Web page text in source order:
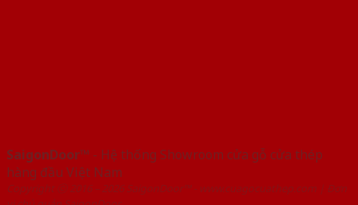
SaigonDoor™ - Hệ thống Showroom cửa gỗ cửa thép
hàng đầu Việt Nam
Copyright ⓒ 2016 – 2026 SaigonDoor™ - www.cuagocuathep.com | Đơn